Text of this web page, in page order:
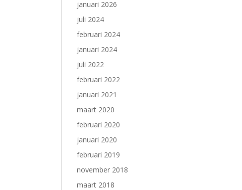
januari 2026
juli 2024
februari 2024
januari 2024
juli 2022
februari 2022
januari 2021
maart 2020
februari 2020
januari 2020
februari 2019
november 2018
maart 2018